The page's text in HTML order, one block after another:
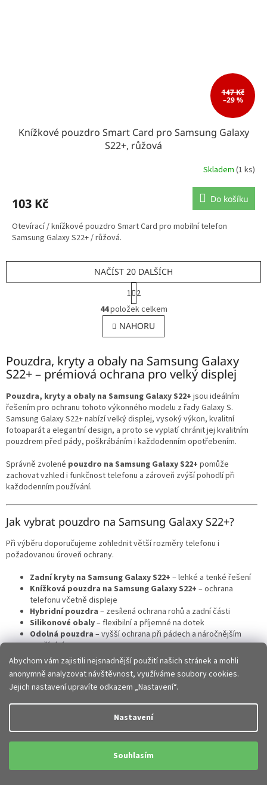
Abychom vám zajistili nejsnadnější použití našich stránek a mohli
anonymně analyzovat návštěvnost, využíváme soubory cookies.
Jejich nastavení upravíte odkazem „Nastavení“.
Nastavení
Souhlasím
147 Kč
–29 %
Knížkové pouzdro Smart Card pro Samsung Galaxy
S22+, růžová
Skladem (1 ks)
103 Kč Do košíku
Otevírací / knížkové pouzdro Smart Card pro mobilní telefon
Samsung Galaxy S22+ / růžová.
O
v
l
á
a
c
í
p
r
v
k
y
ý
p
u
NAČÍST 20 DALŠÍCH
S
t
r
á
n
k
v
á
n
1 2
44položek celkem
NAHORU
Pouzdra, kryty a obaly na Samsung Galaxy
S22+ – prémiová ochrana pro velký displej
Pouzdra, kryty a obaly na Samsung Galaxy S22+ jsou ideálním
řešením pro ochranu tohoto výkonného modelu z řady Galaxy S.
Samsung Galaxy S22+ nabízí velký displej, vysoký výkon, kvalitní
fotoaparát a elegantní design, a proto se vyplatí chránit jej kvalitním
pouzdrem před pády, poškrábáním i každodenním opotřebením.
Správně zvolené pouzdro na Samsung Galaxy S22+ pomůže
zachovat vzhled i funkčnost telefonu a zároveň zvýší pohodlí při
každodenním používání.
Jak vybrat pouzdro na Samsung Galaxy S22+?
Při výběru doporučujeme zohlednit větší rozměry telefonu i
požadovanou úroveň ochrany.
Zadní kryty na Samsung Galaxy S22+ – lehké a tenké řešení
Knížková pouzdra na Samsung Galaxy S22+ – ochrana
telefonu včetně displeje
Hybridní pouzdra – zesílená ochrana rohů a zadní části
Silikonové obaly– flexibilní a příjemné na dotek
Odolná pouzdra– vyšší ochrana při pádech a náročnějším
používání
Správná volba zajistí ideální kombinaci ochrany, pohodlí i moderního
vzhledu.
Přesné zpracování a perfektní kompatibilita
Všechnapouzdra a kryty na Samsung Galaxy S22+jsou navržena
přesně pro tento model telefonu.